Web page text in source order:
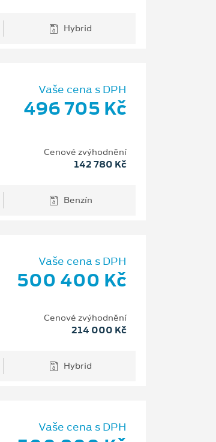
Hybrid
Vaše cena s DPH
496 705 Kč
Cenové zvýhodnění
142 780 Kč
Benzín
Vaše cena s DPH
500 400 Kč
Cenové zvýhodnění
214 000 Kč
Hybrid
Vaše cena s DPH